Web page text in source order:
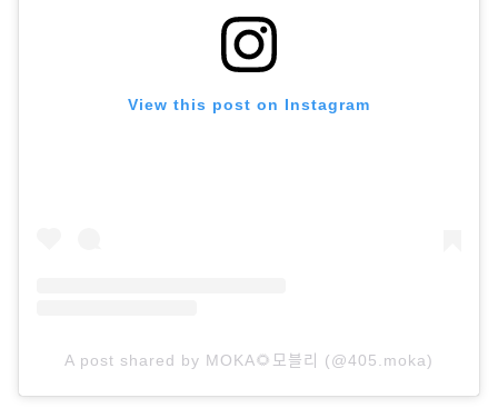
View this post on Instagram
A post shared by MOKA🌻모블리 (@405.moka)